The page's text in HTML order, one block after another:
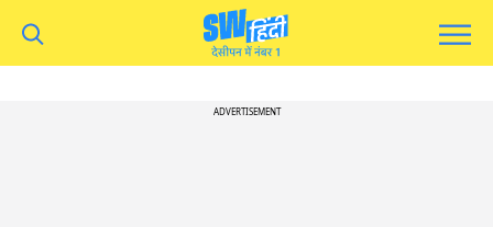
ADVERTISEMENT